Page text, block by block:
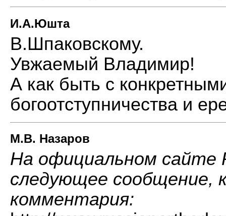
И.А.Юшта
В.Шпаковскому.
Увжаемый Владимир!
А как быть с
богоотступничества и
М.В. Назаров
На официальном сайте
следующее сообщение,
комментария: